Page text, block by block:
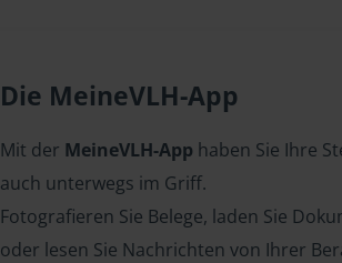
Die MeineVLH-App
Mit der MeineVLH-App haben Sie Ihre
auch unterwegs im Griff.
Fotografieren Sie Belege, laden Sie
oder lesen Sie Nachrichten von Ihrer